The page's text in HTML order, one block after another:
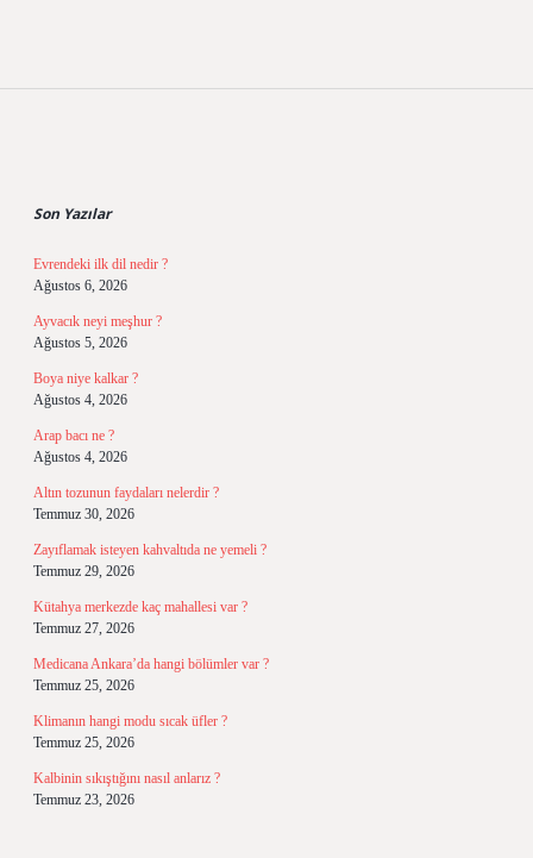
Son Yazılar
Evrendeki ilk dil nedir ?
Ağustos 6, 2026
Ayvacık neyi meşhur ?
Ağustos 5, 2026
Boya niye kalkar ?
Ağustos 4, 2026
Arap bacı ne ?
Ağustos 4, 2026
Altın tozunun faydaları nelerdir ?
Temmuz 30, 2026
Zayıflamak isteyen kahvaltıda ne yemeli ?
Temmuz 29, 2026
Kütahya merkezde kaç mahallesi var ?
Temmuz 27, 2026
Medicana Ankara’da hangi bölümler var ?
Temmuz 25, 2026
Klimanın hangi modu sıcak üfler ?
Temmuz 25, 2026
Kalbinin sıkıştığını nasıl anlarız ?
Temmuz 23, 2026